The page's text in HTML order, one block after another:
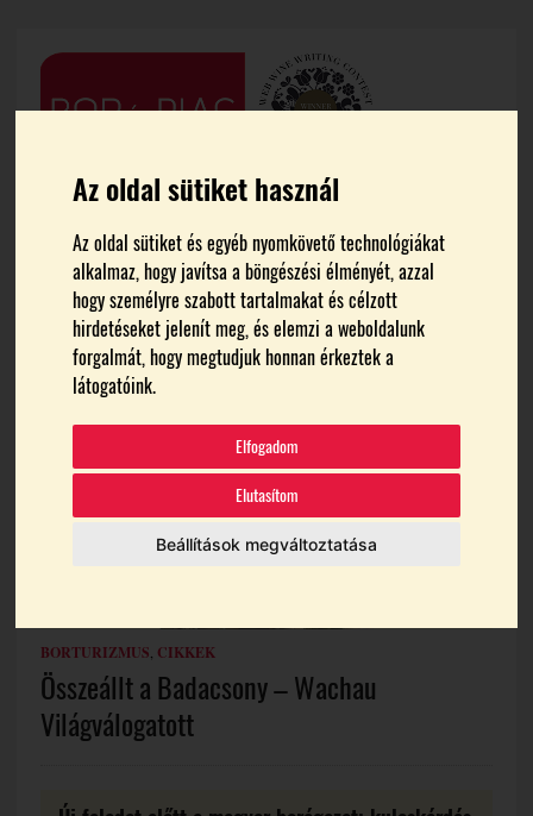
Az oldal sütiket használ
Az oldal sütiket és egyéb nyomkövető technológiákat
alkalmaz, hogy javítsa a böngészési élményét, azzal
hogy személyre szabott tartalmakat és célzott
hirdetéseket jelenít meg, és elemzi a weboldalunk
forgalmát, hogy megtudjuk honnan érkeztek a
látogatóink.
Elfogadom
Elutasítom
Beállítások megváltoztatása
FŐOLDAL HARTAI BÉLA
Hartai Béla
BORTURIZMUS CIKKEK
Összeállt a Badacsony – Wachau
Világválogatott